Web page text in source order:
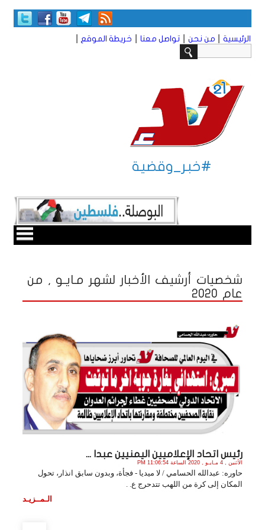
الرئيسية من نحن تواصل معنا خريطة الموقع
#خبر_وقضية
شخصيات أرشيف الأخبار لشهر مـايـو , من
عام 2020
رئيس اتحاد الإعلاميين اليمنيين عبدا ...
الأثنين , 4 مـايـو , 2020 الساعة 11:06:54 PM
حاوره: عبدالله الحسامي / لا ميديا - فجأة، وبدون سابق انذار، تحول
المكان إلى كرة من اللهب تتدحرج ع. .
الـمــزيـد